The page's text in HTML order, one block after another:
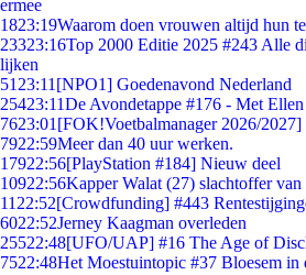
ermee
1823:19Waarom doen vrouwen altijd hun
23323:16Top 2000 Editie 2025 #243 Alle
lijken
51 23:11 [NPO1] Goedenavond Nederland
25423:11De Avondetappe #176 - Met
7623:01 [FOK!Voetbalmanager 2026/
7922:59Meer dan 40 uur werken.
17922:56[PlayStation #184] Nieuw deel
10922:56Kapper Walat (27) slachtoffer
11 22:52[Crowdfunding] #443
6022:52Jerney Kaagman overleden
25522:48[UFO/UAP] #16 The Age of
7522:48Het Moestuintopic #37 Bloesem in